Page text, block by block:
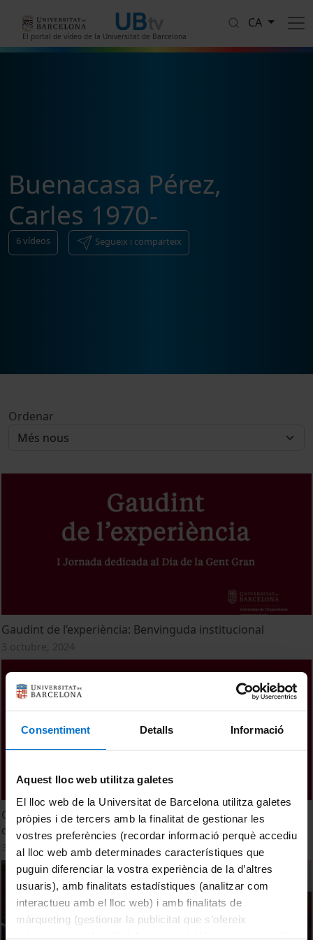
Consentiment Detalls Informació
Aquest lloc web utilitza galetes
El lloc web de la Universitat de Barcelona utilitza galetes
pròpies i de tercers amb la finalitat de gestionar les
vostres preferències (recordar informació perquè accediu
al lloc web amb determinades característiques que
puguin diferenciar la vostra experiència de la d’altres
usuaris), amb finalitats estadístiques (analitzar com
interactueu amb el lloc web) i amb finalitats de
màrqueting (gestionar la publicitat que s’ofereix
adequant-la en funció dels vostres hàbits de navegació).
El portal de vídeo de la Universitat de Barcelona
CA
Buenacasa Pérez,
Carles 1970-
6vídeos Segueix i comparteix
Ordenar
Gaudint de l’experiència: Benvinguda institucional
3 octubre, 2024
Gaudint de l'experiència: Lliurament del "Premi de la Lliga
de debat sènior de la Xarxa Vives" i Cloenda
3 octubre, 2024